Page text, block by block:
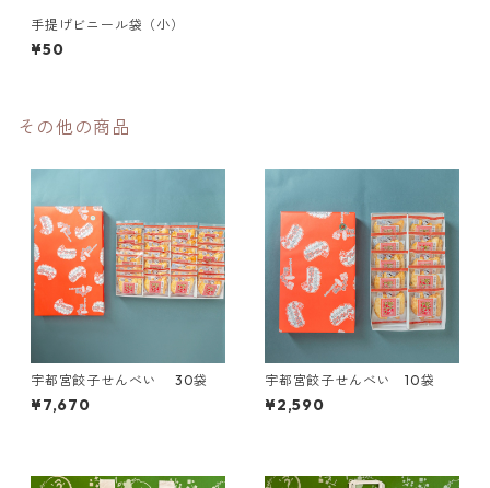
手提げビニール袋（小）
¥50
その他の商品
宇都宮餃子せんべい 30袋
¥7,670
宇都宮餃子せんべい 10袋
¥2,590